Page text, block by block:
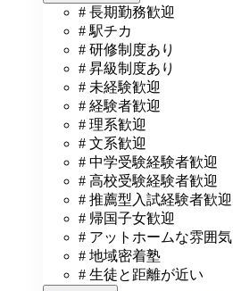
# 長期勤務歓迎
# 駅チカ
# 研修制度あり
# 昇級制度あり
# 未経験歓迎
# 経験者歓迎
# 理系歓迎
# 文系歓迎
# 中学受験経験者歓迎
# 高校受験経験者歓迎
# 推薦型入試経験者歓迎
# 帰国子女歓迎
# アットホームな雰囲気
# 地域密着塾
# 生徒と距離が近い